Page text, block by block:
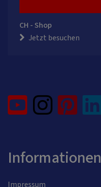
CH - Shop
Jetzt besuchen
Informationen
Impressum